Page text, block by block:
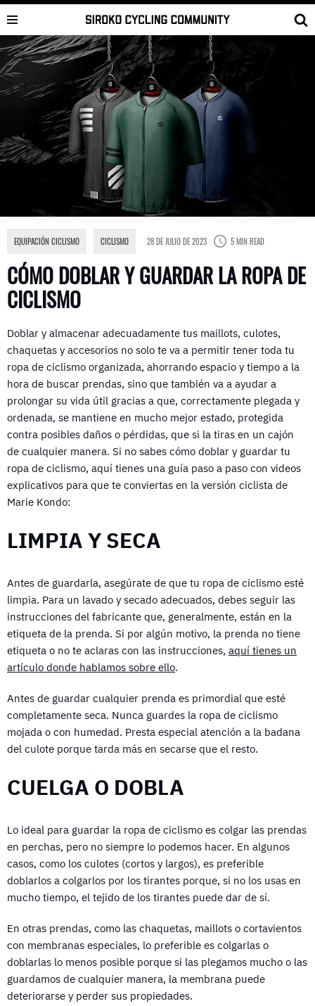
Saltar
al
contenido
CÓMO DOBLAR Y GUARDAR LA ROPA DE
CICLISMO
EQUIPACIÓN CICLISMO CICLISMO 28 DE JULIO DE 2023 5 MIN READ
Doblar y almacenar adecuadamente tus maillots, culotes,
chaquetas y accesorios no solo te va a permitir tener toda tu
ropa de ciclismo organizada, ahorrando espacio y tiempo a la
hora de buscar prendas, sino que también va a ayudar a
prolongar su vida útil gracias a que, correctamente plegada y
ordenada, se mantiene en mucho mejor estado, protegida
contra posibles daños o pérdidas, que si la tiras en un cajón
de cualquier manera. Si no sabes cómo doblar y guardar tu
ropa de ciclismo, aquí tienes una guía paso a paso con videos
explicativos para que te conviertas en la versión ciclista de
Marie Kondo:
LIMPIA Y SECA
Antes de guardarla, asegúrate de que tu ropa de ciclismo esté
limpia. Para un lavado y secado adecuados, debes seguir las
instrucciones del fabricante que, generalmente, están en la
etiqueta de la prenda. Si por algún motivo, la prenda no tiene
etiqueta o no te aclaras con las instrucciones, aquí tienes un
artículo donde hablamos sobre ello.
Antes de guardar cualquier prenda es primordial que esté
completamente seca. Nunca guardes la ropa de ciclismo
mojada o con humedad. Presta especial atención a la badana
del culote porque tarda más en secarse que el resto.
CUELGA O DOBLA
Lo ideal para guardar la ropa de ciclismo es colgar las prendas
en perchas, pero no siempre lo podemos hacer. En algunos
casos, como los culotes (cortos y largos), es preferible
doblarlos a colgarlos por los tirantes porque, si no los usas en
mucho tiempo, el tejido de los tirantes puede dar de sí.
En otras prendas, como las chaquetas, maillots o cortavientos
con membranas especiales, lo preferible es colgarlas o
doblarlas lo menos posible porque si las plegamos mucho o las
guardamos de cualquier manera, la membrana puede
deteriorarse y perder sus propiedades.